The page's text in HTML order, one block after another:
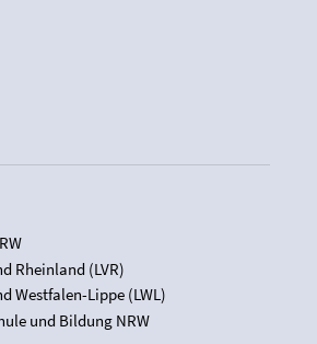
Rheinland (LVR)
Westfalen-Lippe (LWL)
und Bildung NRW